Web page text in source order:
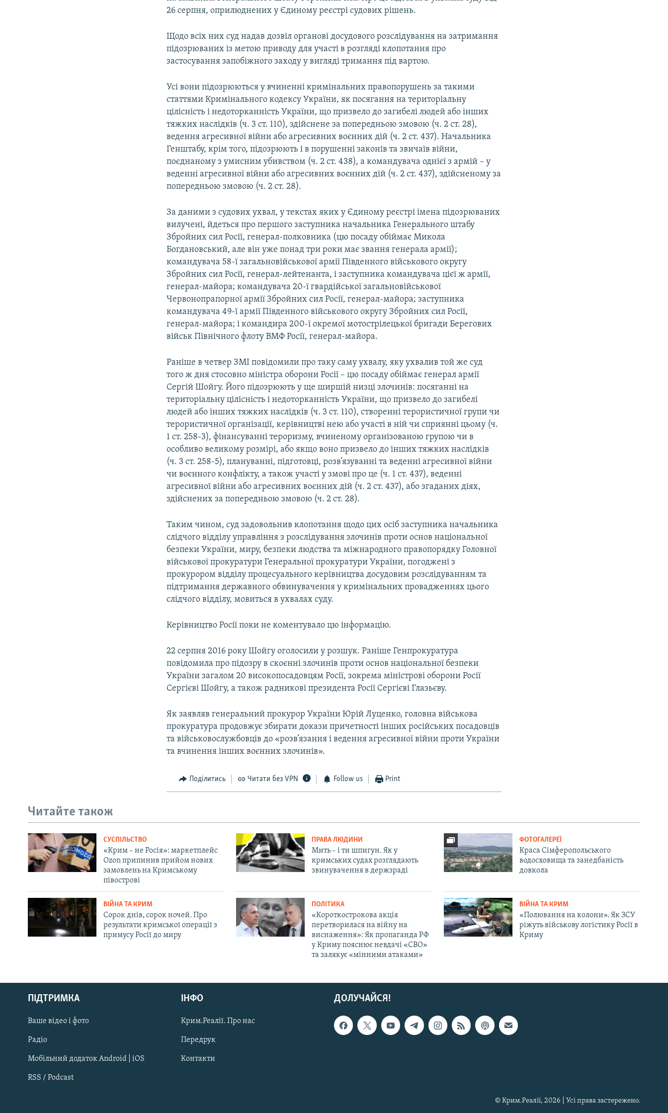
Русский
Qırımtatar
ДОЛУЧАЙСЯ!
26 серпня, оприлюднених у Єдиному реєстрі судових рішень.
Щодо всіх них суд надав дозвіл органові досудового розслідування на затримання
підозрюваних із метою приводу для участі в розгляді клопотання про
застосування запобіжного заходу у вигляді тримання під вартою.
Усі вони підозрюються у вчиненні кримінальних правопорушень за такими
статтями Кримінального кодексу України, як посягання на територіальну
цілісність і недоторканність України, що призвело до загибелі людей або інших
тяжких наслідків (ч. 3 ст. 110), здійснене за попередньою змовою (ч. 2 ст. 28),
ведення агресивної війни або агресивних воєнних дій (ч. 2 ст. 437). Начальника
Генштабу, крім того, підозрюють і в порушенні законів та звичаїв війни,
поєднаному з умисним убивством (ч. 2 ст. 438), а командувача однієї з армій – у
веденні агресивної війни або агресивних воєнних дій (ч. 2 ст. 437), здійсненому за
попередньою змовою (ч. 2 ст. 28).
За даними з судових ухвал, у текстах яких у Єдиному реєстрі імена підозрюваних
вилучені, йдеться про першого заступника начальника Генерального штабу
Збройних сил Росії, генерал-полковника (цю посаду обіймає Микола
Богдановський, але він уже понад три роки має звання генерала армії);
командувача 58-ї загальновійськової армії Південного військового округу
Збройних сил Росії, генерал-лейтенанта, і заступника командувача цієї ж армії,
генерал-майора; командувача 20-ї гвардійської загальновійськової
Червонопрапорної армії Збройних сил Росії, генерал-майора; заступника
командувача 49-ї армії Південного військового округу Збройних сил Росії,
генерал-майора; і командира 200-ї окремої мотострілецької бригади Берегових
військ Північного флоту ВМФ Росії, генерал-майора.
Раніше в четвер ЗМІ повідомили про таку саму ухвалу, яку ухвалив той же суд
того ж дня стосовно міністра оборони Росії – цю посаду обіймає генерал армії
Сергій Шойгу. Його підозрюють у ще ширшій низці злочинів: посяганні на
територіальну цілісність і недоторканність України, що призвело до загибелі
людей або інших тяжких наслідків (ч. 3 ст. 110), створенні терористичної групи чи
терористичної організації, керівництві нею або участі в ній чи сприянні цьому (ч.
1 ст. 258-3), фінансуванні тероризму, вчиненому організованою групою чи в
особливо великому розмірі, або якщо воно призвело до інших тяжких наслідків
(ч. 3 ст. 258-5), плануванні, підготовці, розв’язуванні та веденні агресивної війни
чи воєнного конфлікту, а також участі у змові про це (ч. 1 ст. 437), веденні
агресивної війни або агресивних воєнних дій (ч. 2 ст. 437), або згаданих діях,
здійснених за попередньою змовою (ч. 2 ст. 28).
Таким чином, суд задовольнив клопотання щодо цих осіб заступника начальника
слідчого відділу управління з розслідування злочинів проти основ національної
безпеки України, миру, безпеки людства та міжнародного правопорядку Головної
військової прокуратури Генеральної прокуратури України, погоджені з
прокурором відділу процесуального керівництва досудовим розслідуванням та
підтримання державного обвинувачення у кримінальних провадженнях цього
слідчого відділу, мовиться в ухвалах суду.
Керівництво Росії поки не коментувало цю інформацію.
22 серпня 2016 року Шойгу оголосили у розшук. Раніше Генпрокуратура
повідомила про підозру в скоєнні злочинів проти основ національної безпеки
України загалом 20 високопосадовцям Росії, зокрема міністрові оборони Росії
Сергієві Шойгу, а також радникові президента Росії Сергієві Глазьєву.
Як заявляв генеральний прокурор України Юрій Луценко, головна військова
прокуратура продовжує збирати докази причетності інших російських посадовців
та військовослужбовців до «розв’язання і ведення агресивної війни проти України
та вчинення інших воєнних злочинів».
Поділитись Читати без VPN Follow us Print
Читайте також
СУСПІЛЬСТВО
«Крим – не Росія»: маркетплейс
Ozon припинив прийом нових
замовлень на Кримському
півострові
ПРАВА ЛЮДИНИ
Мить – і ти шпигун. Як у
кримських судах розглядають
звинувачення в держзраді
ФОТОГАЛЕРЕЇ
Краса Сімферопольського
водосховища та занедбаність
довкола
ВІЙНА ТА КРИМ
Сорок днів, сорок ночей. Про
результати кримської операції з
примусу Росії до миру
ПОЛІТИКА
«Короткострокова акція
перетворилася на війну на
виснаження»: Як пропаганда РФ
у Криму пояснює невдачі «СВО»
та залякує «мінними атаками»
ВІЙНА ТА КРИМ
«Полювання на колони». Як ЗСУ
ріжуть військову логістику Росії в
Криму
ДОЛУЧАЙСЯ!
ПІДТРИМКА
Ваше відео і фото
Радіо
Мобільний додаток Android | iOS
RSS / Podcast
ІНФО
Крим.Реалії. Про нас
Передрук
Контакти
© Крим.Реалії, 2026 | Усі права застережено.